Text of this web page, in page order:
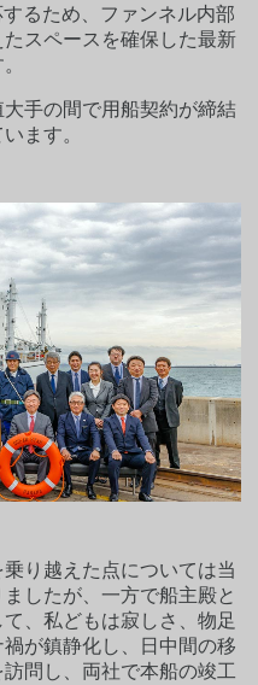
るため、ファンネル内部
スペースを確保した最新
手の間で用船契約が締結
ます。
り越えた点については当
したが、一方で船主殿と
、私どもは寂しさ、物足
が鎮静化し、日中間の移
問し、両社で本船の竣工